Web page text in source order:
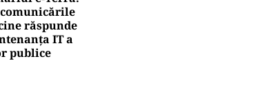
Puterea Financiara
Transgaz vrea să devină acționar la